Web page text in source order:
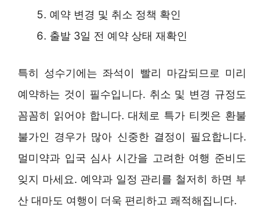
예약 변경 및 취소 정책 확인
출발 3일 전 예약 상태 재확인
특히 성수기에는 좌석이 빨리 마감되므로 미리
예약하는 것이 필수입니다. 취소 및 변경 규정도
꼼꼼히 읽어야 합니다. 대체로 특가 티켓은 환불
불가인 경우가 많아 신중한 결정이 필요합니다.
멀미약과 입국 심사 시간을 고려한 여행 준비도
잊지 마세요. 예약과 일정 관리를 철저히 하면 부
산 대마도 여행이 더욱 편리하고 쾌적해집니다.